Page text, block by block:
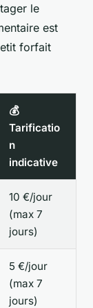
le
est
forfait
💰
Tarificatio
n
indicative
10 €/jour
(max 7
jours)
5 €/jour
(max 7
jours)